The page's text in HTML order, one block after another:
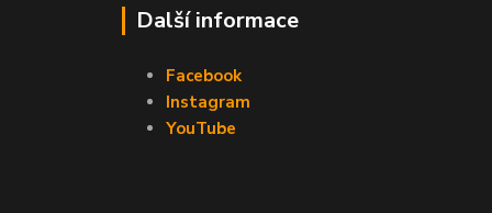
Další informace
Facebook
Instagram
YouTube